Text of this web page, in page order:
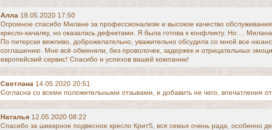
Алла 18.05.2020 17:50
Огромное спасибо Милане за профессионализм и высокое качество
кресло-качалку, но оказалась дефектами. Я была готова к конфликту. Но....
По питерски вежливо, доброжелательно, уважительно обсудила со мной все
соглашению. Мне всё обменяли, без проволочек, задержек и отрицательных
европейский сервис! Спасибо и успехов вашей компании!
Светлана 14.05.2020 20:51
Согласна со всеми положительными отзывами, и добавить не чего, впечатления
Наталья 12.05.2020 08:22
Спасибо за шикарное подвесное кресло КритS, вся семья очень рада, особенно